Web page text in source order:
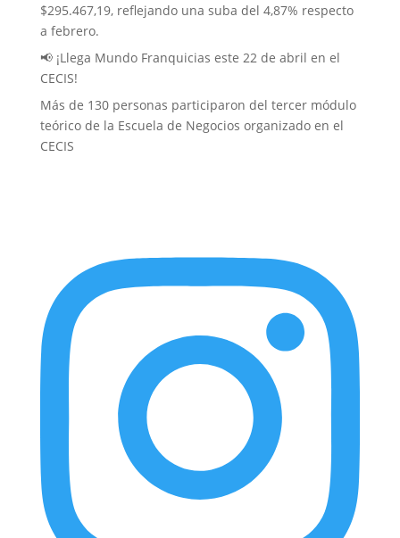
$295.467,19, reflejando una suba del 4,87% respecto
a febrero.
📢 ¡Llega Mundo Franquicias este 22 de abril en el
CECIS!
Más de 130 personas participaron del tercer módulo
teórico de la Escuela de Negocios organizado en el
CECIS